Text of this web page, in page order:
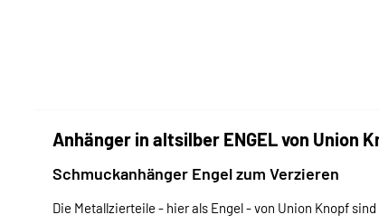
Anhänger in altsilber ENGEL von Union
Schmuckanhänger Engel zum Verzieren
Die Metallzierteile - hier als Engel - von Union Knopf